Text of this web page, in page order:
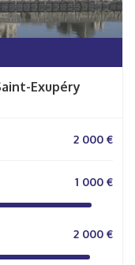
Exupéry
2 000 €
1 000 €
2 000 €